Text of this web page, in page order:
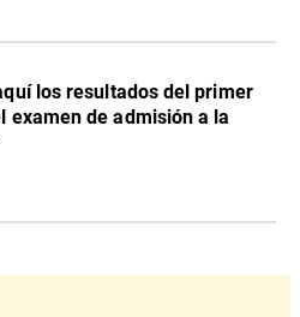
los resultados del primer
examen de admisión a la